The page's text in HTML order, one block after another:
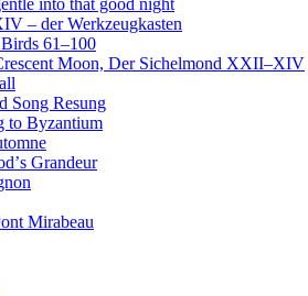
– der Werkzeugkasten
61–100
Moon, Der Sichelmond XXII–XIV
Song Resung
to Byzantium
Grandeur
Mirabeau